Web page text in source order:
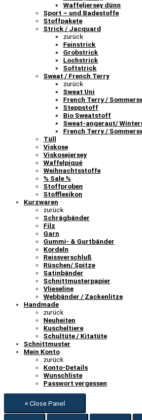
Waffeljersey dünn
Sport – und Badestoffe
Stoffpakete
Strick / Jacquard
zurück
Feinstrick
Grobstrick
Lochstrick
Softstrick
Sweat / French Terry
zurück
Sweat Uni
French Terry /
Steppstoff
Bio Sweatstoff
Sweat-angeraut/
French Terry /
Tüll
Viskose
Viskosejersey
Waffelpiqué
Weihnachtsstoffe
% Sale %
Stoffproben
Stofflexikon
Kurzwaren
zurück
Schrägbänder
Filz
Garn
Gummi- & Gurtbänder
Kordeln
Reissverschluß
Rüschen/ Spitze
Satinbänder
Schnittmusterpapier
Vlieseline
Webbänder / Zackenlitze
Handmade
zurück
Neuheiten
Kuscheltiere
Schultüte / Kitatüte
Schnittmuster
Mein Konto
zurück
Konto-Details
Wunschliste
Passwort vergessen
× Close Panel